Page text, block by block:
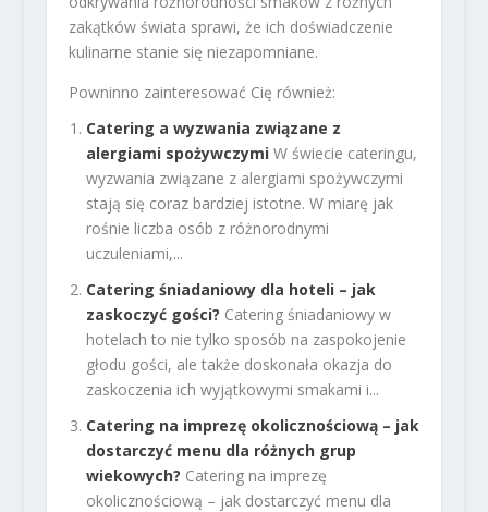
zakątków świata sprawi, że ich doświadczenie
kulinarne stanie się niezapomniane.
Powninno zainteresować Cię również:
Catering a wyzwania związane z
alergiami spożywczymi W świecie cateringu,
wyzwania związane z alergiami spożywczymi
stają się coraz bardziej istotne. W miarę jak
rośnie liczba osób z różnorodnymi
uczuleniami,...
Catering śniadaniowy dla hoteli – jak
zaskoczyć gości? Catering śniadaniowy w
hotelach to nie tylko sposób na zaspokojenie
głodu gości, ale także doskonała okazja do
zaskoczenia ich wyjątkowymi smakami i...
Catering na imprezę okolicznościową – jak
dostarczyć menu dla różnych grup
wiekowych? Catering na imprezę
okolicznościową – jak dostarczyć menu dla